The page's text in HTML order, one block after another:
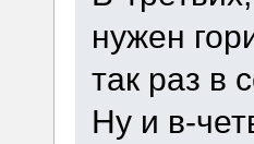
нужен
так раз в
Ну и в-